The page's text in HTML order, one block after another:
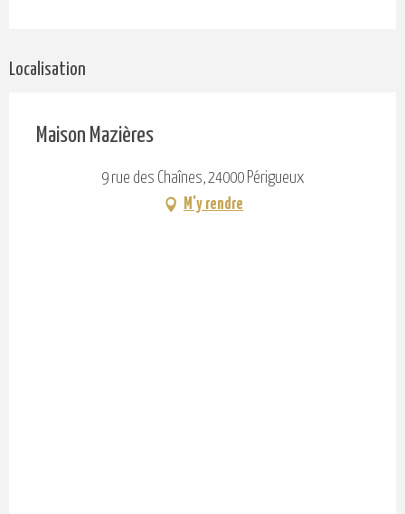
Localisation
Maison Mazières
9 rue des Chaînes, 24000 Périgueux
M'y rendre